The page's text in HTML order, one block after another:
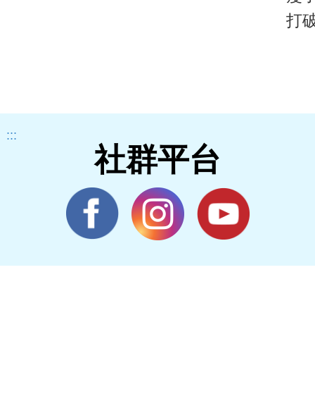
打
:::
社群平台